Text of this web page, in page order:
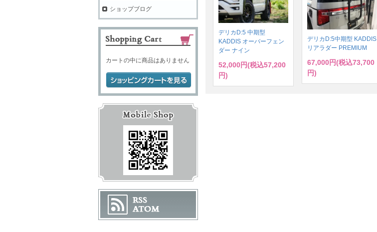
デリカD:5 中期型
KADDIS オーバーフェン
ダー ナイン
52,000円(税込57,200
円)
デリカD:5中期型 KADDIS
リアラダー PREMIUM
67,000円(税込73,700
円)
ショップブログ
カートの中に商品はありません